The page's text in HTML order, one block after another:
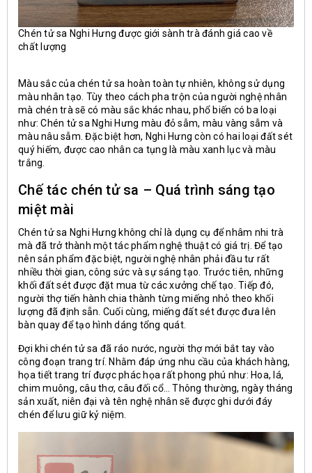
Chén tử sa Nghi Hưng được giới sành trà đánh giá cao về
chất lượng
Màu sắc của chén tử sa hoàn toàn tự nhiên, không sử dụng
màu nhân tạo. Tùy theo cách pha trộn của người nghệ nhân
mà chén trà sẽ có màu sắc khác nhau, phổ biến có ba loại
như: Chén tử sa Nghi Hưng màu đỏ sẫm, màu vàng sẫm và
màu nâu sẫm. Đặc biệt hơn, Nghi Hưng còn có hai loại đất sét
quý hiếm, được cao nhân ca tụng là màu xanh lục và màu
trắng.
Chế tác chén tử sa – Quá trình sáng tạo
miệt mài
Chén tử sa Nghi Hưng không chỉ là dụng cụ để nhâm nhi trà
mà đã trở thành một tác phẩm nghệ thuật có giá trị. Để tạo
nên sản phẩm đặc biệt, người nghệ nhân phải đầu tư rất
nhiều thời gian, công sức và sự sáng tạo. Trước tiên, những
khối đất sét được đặt mua từ các xưởng chế tạo. Tiếp đó,
người thợ tiến hành chia thành từng miếng nhỏ theo khối
lượng đã định sẵn. Cuối cùng, miếng đất sét được đưa lên
bàn quay để tạo hình dáng tổng quát.
Đợi khi chén tử sa đã ráo nước, người thợ mới bắt tay vào
công đoạn trang trí. Nhằm đáp ứng nhu cầu của khách hàng,
họa tiết trang trí được phác họa rất phong phú như: Hoa, lá,
chim muông, câu thơ, câu đối cổ… Thông thường, ngày tháng
sản xuất, niên đại và tên nghệ nhân sẽ được ghi dưới đáy
chén để lưu giữ kỷ niệm.